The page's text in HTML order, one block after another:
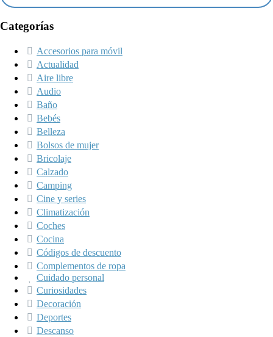
Categorías
Accesorios para móvil
Actualidad
Aire libre
Audio
Baño
Bebés
Belleza
Bolsos de mujer
Bricolaje
Calzado
Camping
Cine y series
Climatización
Coches
Cocina
Códigos de descuento
Complementos de ropa
Cuidado personal
Curiosidades
Decoración
Deportes
Descanso